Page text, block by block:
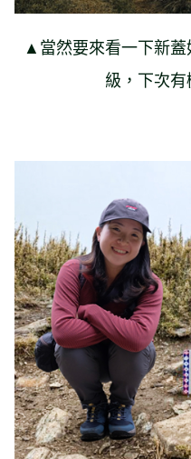
▲當然要來看一下新
級，下次